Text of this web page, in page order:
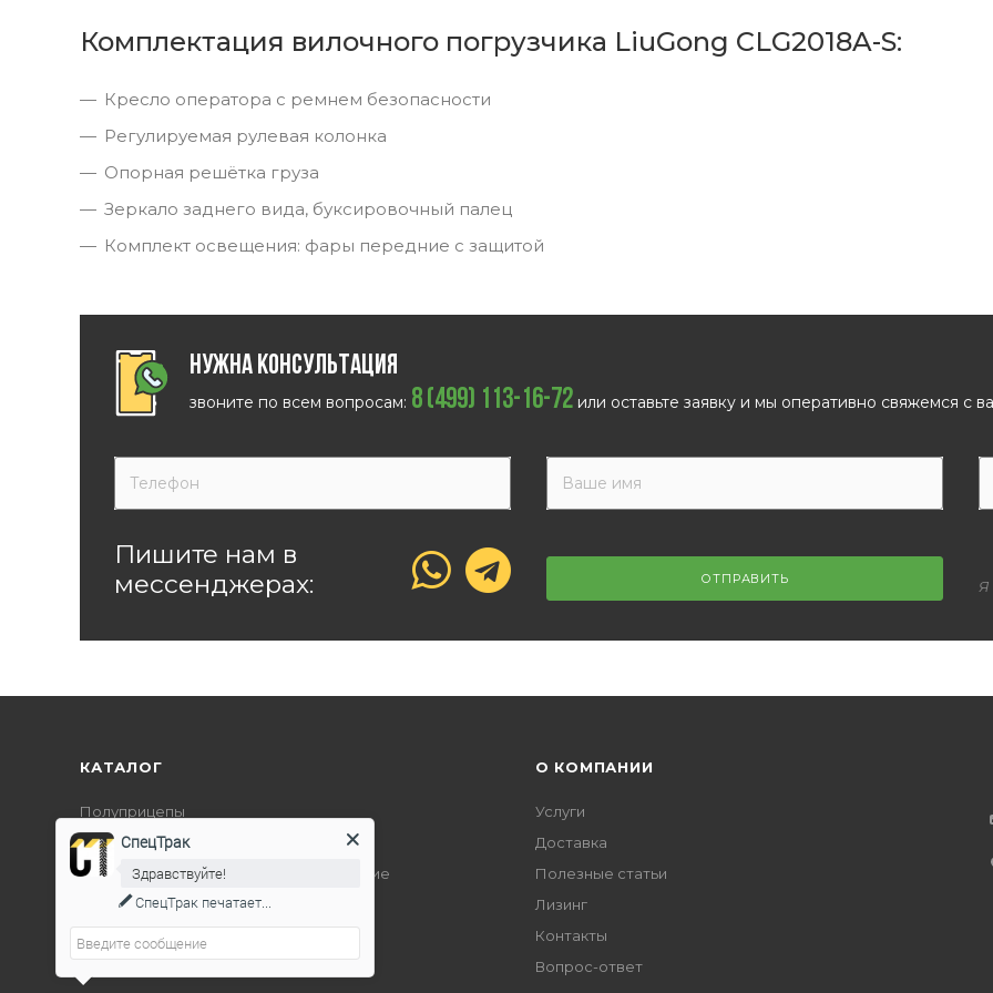
Комплектация вилочного погрузчика LiuGong CLG2018A-S:
Кресло оператора с ремнем безопасности
Регулируемая рулевая колонка
Опорная решётка груза
Зеркало заднего вида, буксировочный палец
Комплект освещения: фары передние с защитой
Нужна консультация
звоните по всем вопросам: 8 (499) 113-16-72 или оставьте заявку и мы оперативно свяжемся с
Пишите нам в
мессенджерах:
ОТПРАВИТЬ Я
КАТАЛОГ
Полуприцепы
Дорожно-строительная техника
Подъемно-транспортное оборудование
О КОМПАНИИ
Услуги
Доставка
Полезные статьи
Лизинг
Контакты
Вопрос-ответ
СпецТрак
Здравствуйте!
СпецТрак печатает...